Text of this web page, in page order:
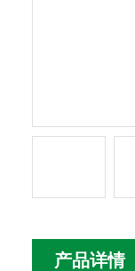
产品详情